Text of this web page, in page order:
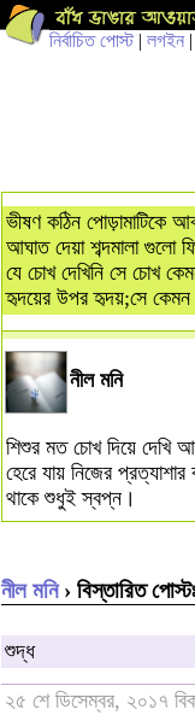
নির্বাচিত পোস্ট| লগইন |
ভীষণ কঠিন পোড়ামাটিকে
আঘাত দেয়া শব্দমালা গুলো
যে চোখ দেখিনি সে চোখ
হৃদয়ের উপর হৃদয়;সে
নীল মনি
শিশুর মত চোখ দিয়ে দেখি
হেরে যায় নিজের
থাকে শুধুই স্বপ্ন।
নীল মনি› বিস্তারিত
শুদ্ধ
২৫ শে ডিসেম্বর, ২০১৭